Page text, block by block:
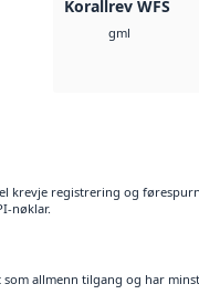
Korallrev WFS
gml
krevje registrering og
nøklar.
som allmenn tilgang og har